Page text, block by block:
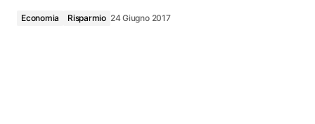
Economia Risparmio 24 Giugno 2017